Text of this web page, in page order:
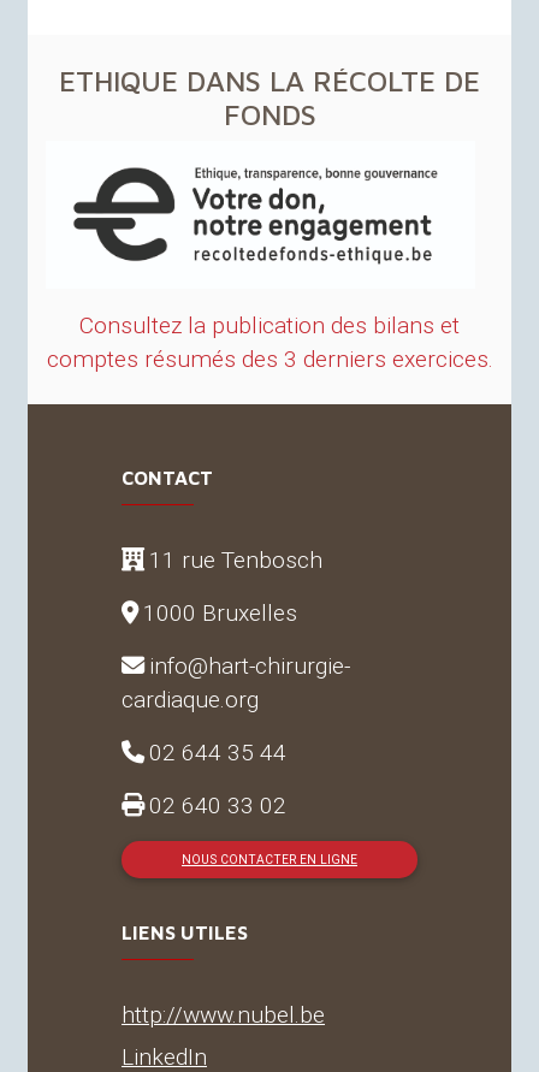
ETHIQUE DANS LA RÉCOLTE DE
FONDS
Consultez la publication des bilans et
comptes résumés des 3 derniers exercices.
CONTACT
11 rue Tenbosch
1000 Bruxelles
info@hart-chirurgie-
cardiaque.org
02 644 35 44
02 640 33 02
NOUS CONTACTER EN LIGNE
LIENS UTILES
http://www.nubel.be
LinkedIn